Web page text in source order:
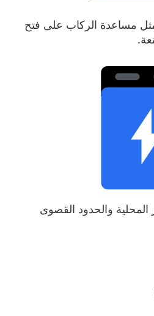
مثل مساعدة الركاب على فتح
المحلية والحدود القصوى